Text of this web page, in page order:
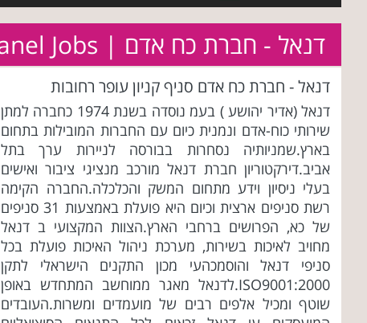
דנאל - חברת כח אדם | Danel Jobs
דנאל - חברת כח אדם סניף קניון עופר רחובות
דנאל (אדיר יהושע ) בעמ נוסדה בשנת 1974 כחברה למתן
שירותי כוח-אדם ונמנית כיום עם החברות המובילות בתחום
בארץ.שמניותיה נסחרות בבורסה לניירות ערך בתל
אביב.דירקטוריון חברת דנאל מורכב מנציגי ציבור ואישים
בעלי ניסיון וידע מתחום המשק והכלכלה.החברה הקימה
רשת סניפים ארצית וכיום היא פועלת באמצעות 31 סניפים
של כא, הפרושים ברחבי הארץ.הצוות המקצועי ב דנאל
מחויב לאיכות בשירות, מערכת ניהול האיכות פועלת בכל
סניפי דנאל והוסמכהעי מכון התקנים הישראלי לתקן
ISO9001:2000.לדנאל מאגר ממוחשב המתחדש באופן
שוטף ומכיל אלפים רבים של מועמדים ומשרות.העובדים